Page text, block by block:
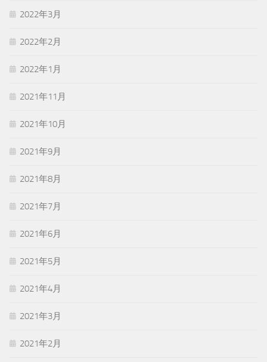
2022年3月
2022年2月
2022年1月
2021年11月
2021年10月
2021年9月
2021年8月
2021年7月
2021年6月
2021年5月
2021年4月
2021年3月
2021年2月